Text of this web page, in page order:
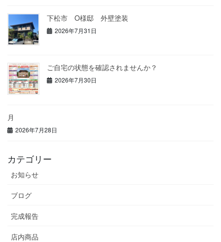
下松市 O様邸 外壁塗装
2026年7月31日
ご自宅の状態を確認されませんか？
2026年7月30日
月
2026年7月28日
カテゴリー
お知らせ
ブログ
完成報告
店内商品